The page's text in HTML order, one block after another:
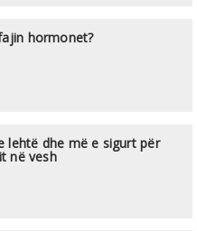
hormonet?
lehtë dhe më e sigurt për
në vesh